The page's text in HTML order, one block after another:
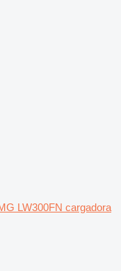
LW300FN cargadora